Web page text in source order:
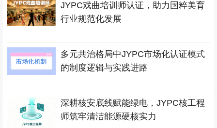
JYPC戏曲培训师认证，助力国粹美育
行业规范化发展
多元共治格局中JYPC市场化认证模式
的制度逻辑与实践进路
深耕核安底线赋能绿电，JYPC核工程
师筑牢清洁能源硬核实力